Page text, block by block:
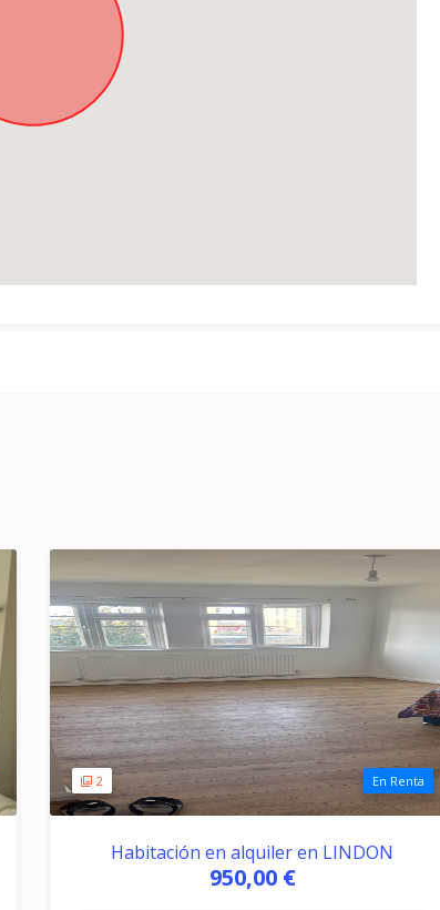
2 En Renta
Habitación en alquiler en LINDON
950,00 €